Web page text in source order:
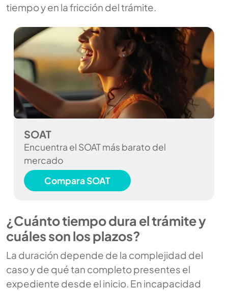
tiempo y en la fricción del trámite.
SOAT
Encuentra el SOAT más barato del
mercado
Compara SOAT
¿Cuánto tiempo dura el trámite y
cuáles son los plazos?
La duración depende de la complejidad del
caso y de qué tan completo presentes el
expediente desde el inicio. En incapacidad